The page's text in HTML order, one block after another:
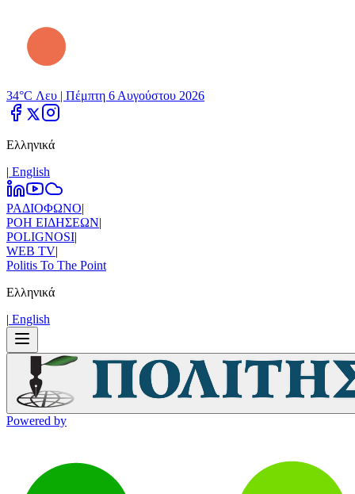
34°C Λευ | Πέμπτη 6 Αυγούστου 2026
Ελληνικά
| Εnglish
ΡΑΔΙΟΦΩΝΟ|
ΡΟΗ ΕΙΔΗΣΕΩΝ|
POLIGNOSI|
WEB TV|
Politis To The Point
Ελληνικά
| Εnglish
Powered by